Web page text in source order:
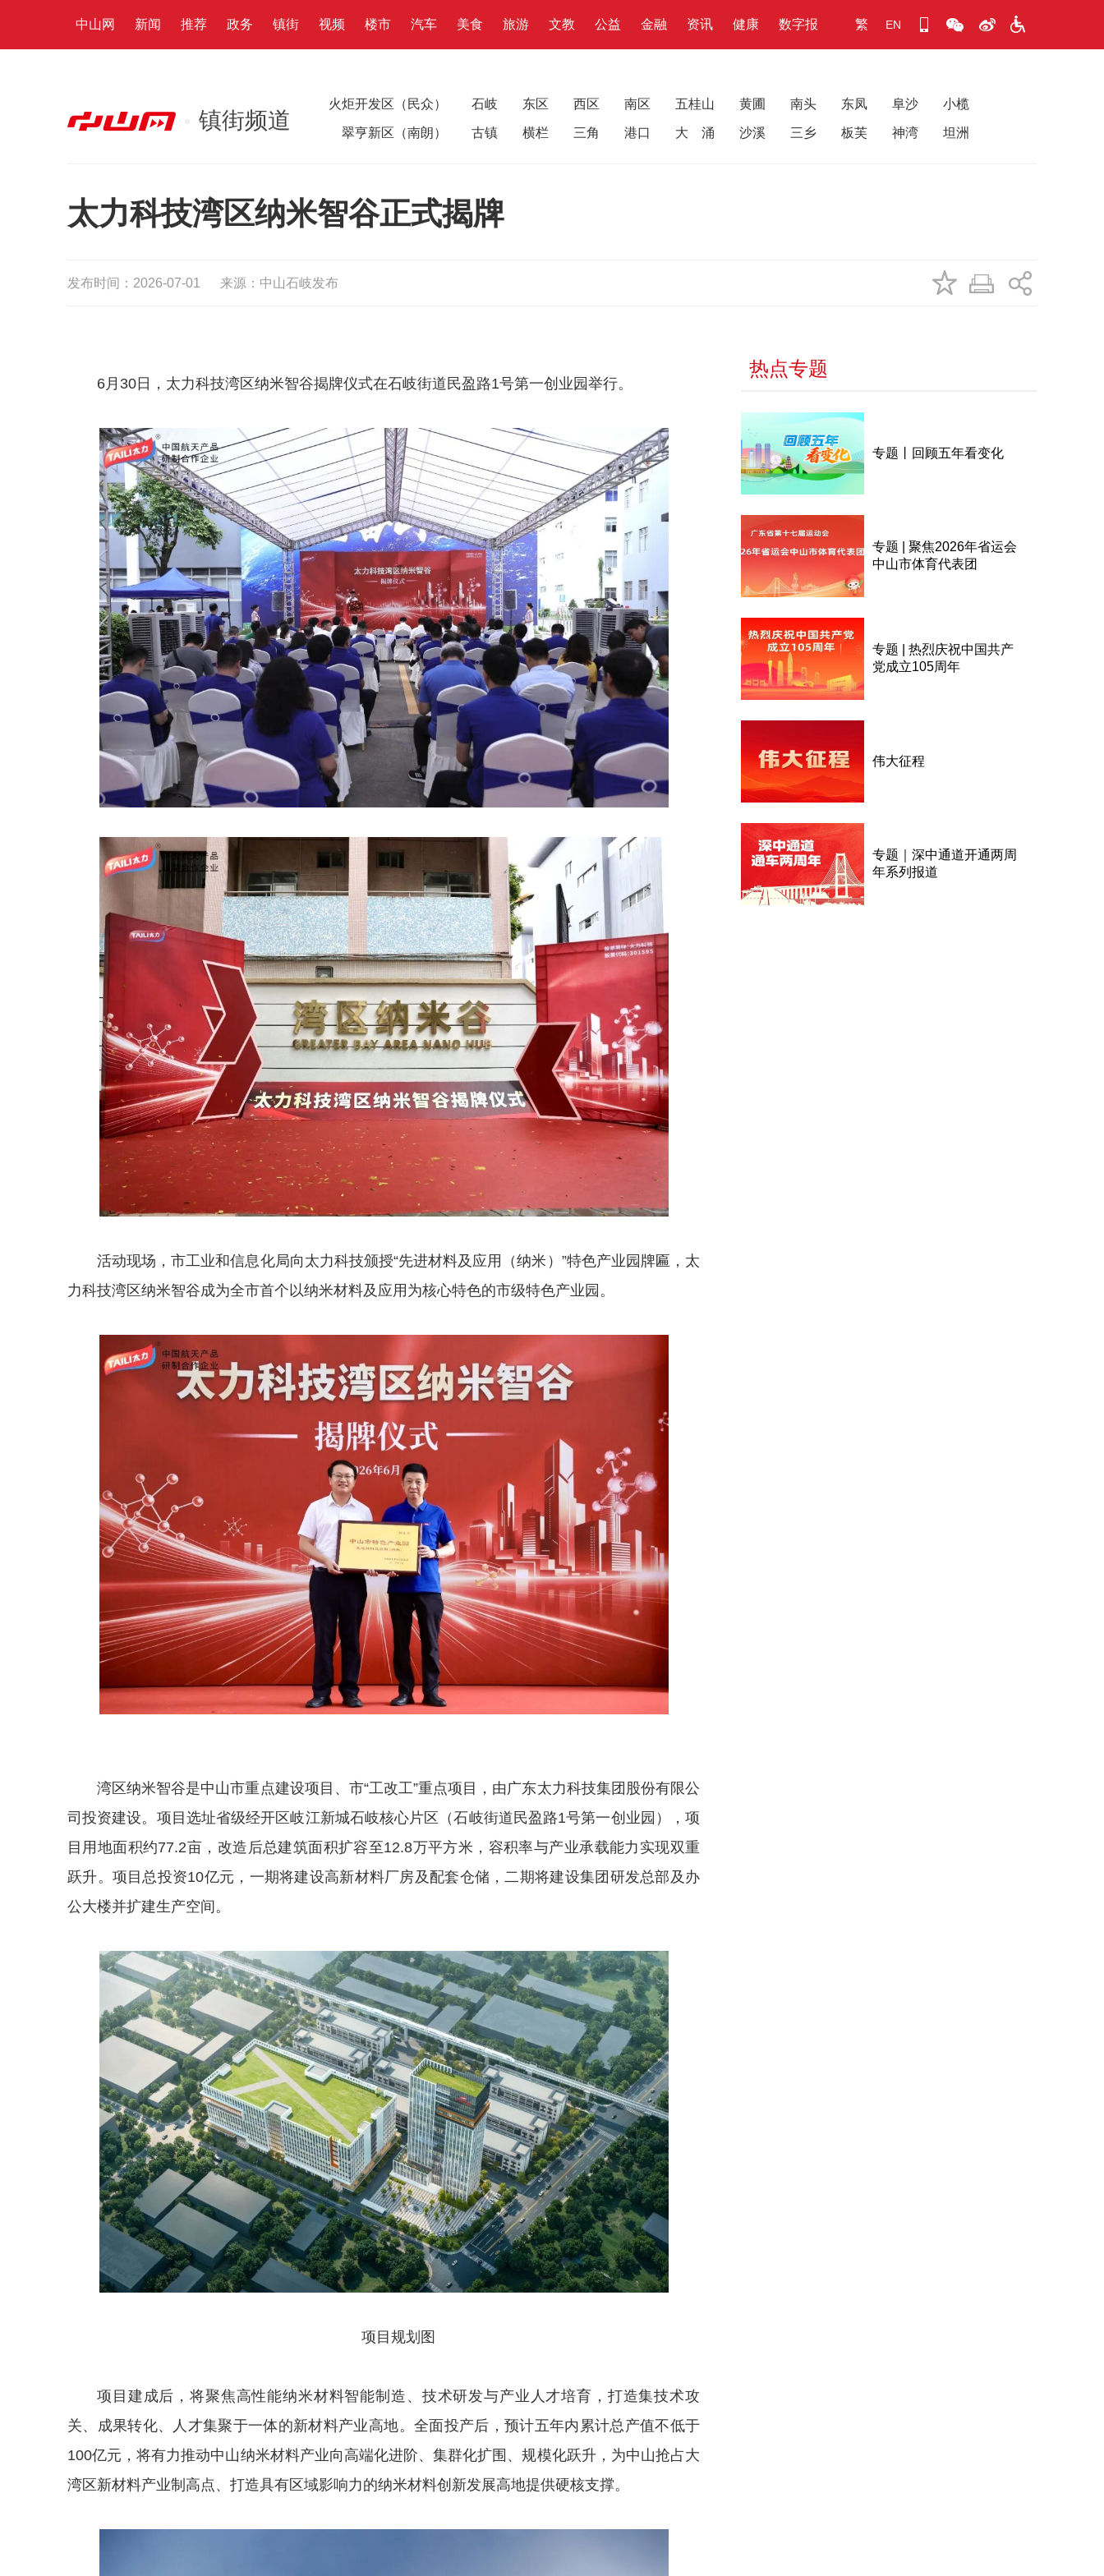
中山网 新闻 推荐 政务 镇街 视频 楼市 汽车 美食 旅游 文教 公益 金融 资讯 健康 数字报 繁 EN
镇街频道
火炬开发区（民众） 石岐 东区 西区 南区 五桂山 黄圃 南头 东凤 阜沙 小榄
翠亨新区（南朗） 古镇 横栏 三角 港口 大 涌 沙溪 三乡 板芙 神湾 坦洲
太力科技湾区纳米智谷正式揭牌
发布时间：2026-07-01 来源：中山石岐发布
6月30日，太力科技湾区纳米智谷揭牌仪式在石岐街道民盈路1号第一创业园举行。
活动现场，市工业和信息化局向太力科技颁授“先进材料及应用（纳米）”特色产业园牌匾，太
力科技湾区纳米智谷成为全市首个以纳米材料及应用为核心特色的市级特色产业园。
湾区纳米智谷是中山市重点建设项目、市“工改工”重点项目，由广东太力科技集团股份有限公
司投资建设。项目选址省级经开区岐江新城石岐核心片区（石岐街道民盈路1号第一创业园），项
目用地面积约77.2亩，改造后总建筑面积扩容至12.8万平方米，容积率与产业承载能力实现双重
跃升。项目总投资10亿元，一期将建设高新材料厂房及配套仓储，二期将建设集团研发总部及办
公大楼并扩建生产空间。
项目规划图
项目建成后，将聚焦高性能纳米材料智能制造、技术研发与产业人才培育，打造集技术攻
关、成果转化、人才集聚于一体的新材料产业高地。全面投产后，预计五年内累计总产值不低于
100亿元，将有力推动中山纳米材料产业向高端化进阶、集群化扩围、规模化跃升，为中山抢占大
湾区新材料产业制高点、打造具有区域影响力的纳米材料创新发展高地提供硬核支撑。
热点专题
专题丨回顾五年看变化
专题 | 聚焦2026年省运会
中山市体育代表团
专题 | 热烈庆祝中国共产
党成立105周年
伟大征程
专题｜深中通道开通两周
年系列报道